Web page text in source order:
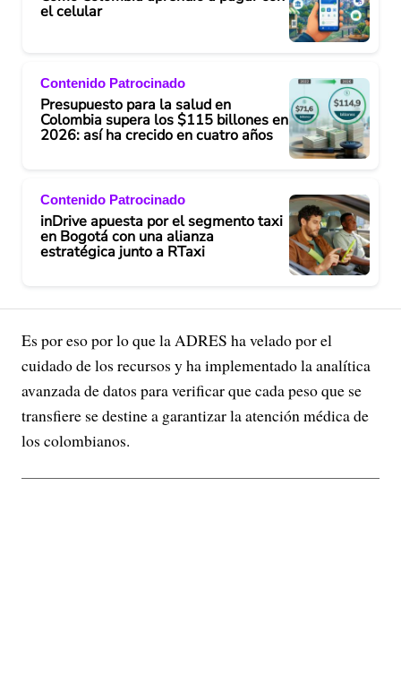
el celular
Contenido Patrocinado
Presupuesto para la salud en
Colombia supera los $115 billones en
2026: así ha crecido en cuatro años
Contenido Patrocinado
inDrive apuesta por el segmento taxi
en Bogotá con una alianza
estratégica junto a RTaxi
Es por eso por lo que la ADRES ha velado por el
cuidado de los recursos y ha implementado la analítica
avanzada de datos para verificar que cada peso que se
transfiere se destine a garantizar la atención médica de
los colombianos.